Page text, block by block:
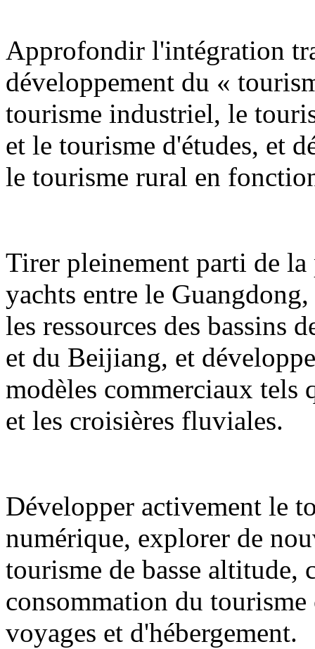
Approfondir l'intégration
développement du «
tourisme industriel, le
et le tourisme d'études, et
le tourisme rural en
Tirer pleinement parti de
yachts entre le
les ressources des bassins
et du Beijiang, et
modèles commerciaux tels
et les croisières fluviales.
Développer activement le
numérique, explorer de
tourisme de basse altitude,
consommation du
voyages et d'hébergement.